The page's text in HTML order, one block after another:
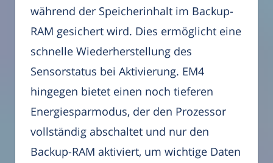
während der Speicherinhalt im Backup-
RAM gesichert wird. Dies ermöglicht eine
schnelle Wiederherstellung des
Sensorstatus bei Aktivierung. EM4
hingegen bietet einen noch tieferen
Energiesparmodus, der den Prozessor
vollständig abschaltet und nur den
Backup-RAM aktiviert, um wichtige Daten